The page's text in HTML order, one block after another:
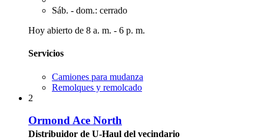
Sáb. - dom.: cerrado
Hoy abierto de 8 a. m. - 6 p. m.
Servicios
Camiones para mudanza
Remolques y remolcado
2
Ormond Ace North
Distribuidor de U-Haul del vecindario